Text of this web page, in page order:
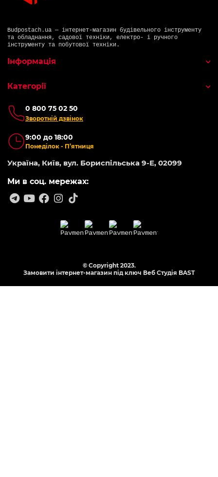
Budpostach.ua — інтернет-магазин будівельного інструменту
та обладнання, садової техніки, електро- і ручного
інструменту та побутової техніки.
0 800 75 02 50
Зворотній дзвінок
9:00 до 18:00
Понеділок - П’ятниця
Україна, Київ, вул. Бориспільська 9-Е, 02099
Ми в соц. мережах:
Інформація
Категорії
© Copyright 2023.
Замовити інтернет-магазин під ключ Веб Студія BAST